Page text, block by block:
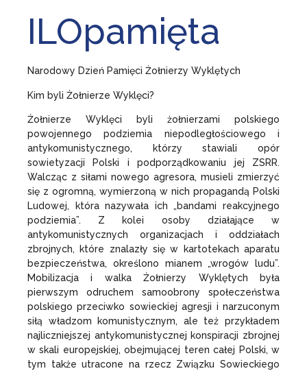
ILOpamięta
Narodowy Dzień Pamięci Żołnierzy Wyklętych
Kim byli Żołnierze Wyklęci?
Żołnierze Wyklęci byli żołnierzami polskiego
powojennego podziemia niepodległościowego i
antykomunistycznego, którzy stawiali opór
sowietyzacji Polski i podporządkowaniu jej ZSRR.
Walcząc z siłami nowego agresora, musieli zmierzyć
się z ogromną, wymierzoną w nich propagandą Polski
Ludowej, która nazywała ich „bandami reakcyjnego
podziemia”. Z kolei osoby działające w
antykomunistycznych organizacjach i oddziałach
zbrojnych, które znalazły się w kartotekach aparatu
bezpieczeństwa, określono mianem „wrogów ludu”.
Mobilizacja i walka Żołnierzy Wyklętych była
pierwszym odruchem samoobrony społeczeństwa
polskiego przeciwko sowieckiej agresji i narzuconym
siłą władzom komunistycznym, ale też przykładem
najliczniejszej antykomunistycznej konspiracji zbrojnej
w skali europejskiej, obejmującej teren całej Polski, w
tym także utracone na rzecz Związku Sowieckiego